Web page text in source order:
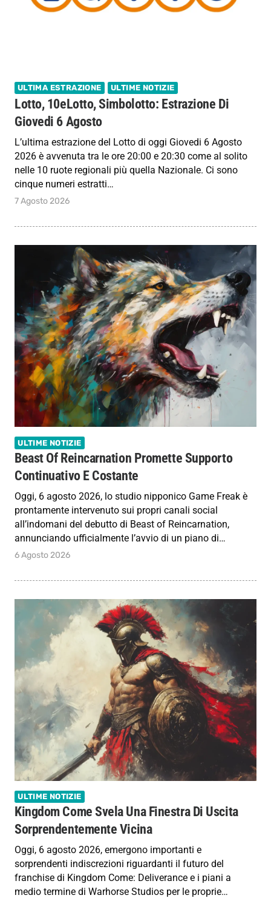
ULTIMA ESTRAZIONE ULTIME NOTIZIE
Lotto, 10eLotto, Simbolotto: Estrazione Di
Giovedi 6 Agosto
L’ultima estrazione del Lotto di oggi Giovedi 6 Agosto
2026 è avvenuta tra le ore 20:00 e 20:30 come al solito
nelle 10 ruote regionali più quella Nazionale. Ci sono
cinque numeri estratti…
7 Agosto 2026
ULTIME NOTIZIE
Beast Of Reincarnation Promette Supporto
Continuativo E Costante
Oggi, 6 agosto 2026, lo studio nipponico Game Freak è
prontamente intervenuto sui propri canali social
all’indomani del debutto di Beast of Reincarnation,
annunciando ufficialmente l’avvio di un piano di…
6 Agosto 2026
ULTIME NOTIZIE
Kingdom Come Svela Una Finestra Di Uscita
Sorprendentemente Vicina
Oggi, 6 agosto 2026, emergono importanti e
sorprendenti indiscrezioni riguardanti il futuro del
franchise di Kingdom Come: Deliverance e i piani a
medio termine di Warhorse Studios per le proprie…